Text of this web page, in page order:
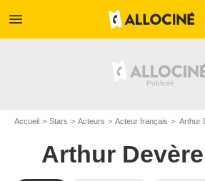
menu
Accueil Stars Acteurs Acteur français Arthur
Arthur Devère